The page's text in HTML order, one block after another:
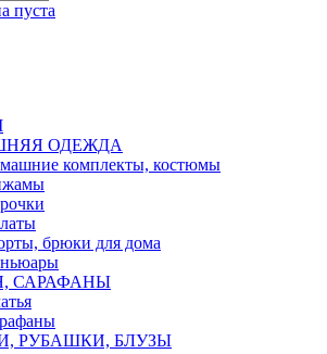
пуста
ОДЕЖДА
комплекты, костюмы
брюки для дома
САРАФАНЫ
РУБАШКИ, БЛУЗЫ